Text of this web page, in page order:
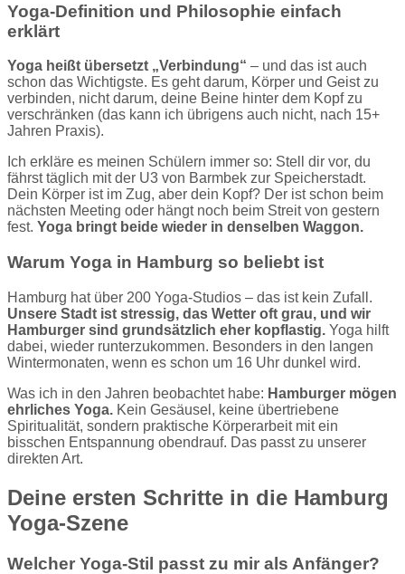
Yoga-Definition und Philosophie einfach
erklärt
Yoga heißt übersetzt „Verbindung“ – und das ist auch
schon das Wichtigste. Es geht darum, Körper und Geist zu
verbinden, nicht darum, deine Beine hinter dem Kopf zu
verschränken (das kann ich übrigens auch nicht, nach 15+
Jahren Praxis).
Ich erkläre es meinen Schülern immer so: Stell dir vor, du
fährst täglich mit der U3 von Barmbek zur Speicherstadt.
Dein Körper ist im Zug, aber dein Kopf? Der ist schon beim
nächsten Meeting oder hängt noch beim Streit von gestern
fest. Yoga bringt beide wieder in denselben Waggon.
Warum Yoga in Hamburg so beliebt ist
Hamburg hat über 200 Yoga-Studios – das ist kein Zufall.
Unsere Stadt ist stressig, das Wetter oft grau, und wir
Hamburger sind grundsätzlich eher kopflastig. Yoga hilft
dabei, wieder runterzukommen. Besonders in den langen
Wintermonaten, wenn es schon um 16 Uhr dunkel wird.
Was ich in den Jahren beobachtet habe: Hamburger mögen
ehrliches Yoga. Kein Gesäusel, keine übertriebene
Spiritualität, sondern praktische Körperarbeit mit ein
bisschen Entspannung obendrauf. Das passt zu unserer
direkten Art.
Deine ersten Schritte in die Hamburg
Yoga-Szene
Welcher Yoga-Stil passt zu mir als Anfänger?